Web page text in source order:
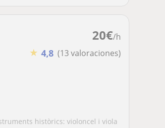
20€/h
★ 4,8 (13 valoraciones)
històrics: violoncel i viola